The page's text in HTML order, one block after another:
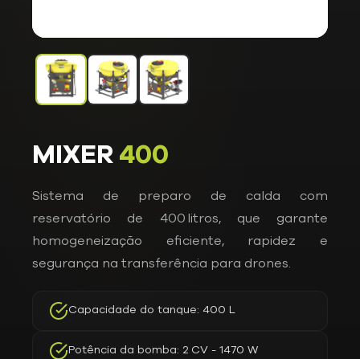
MIXER400
Sistema de preparo de calda com
reservatório de 400 litros, que garante
homogeneização eficiente, rapidez e
segurança na transferência para drones.
Capacidade do tanque: 400 L
Potência da bomba: 2 CV - 1470 W